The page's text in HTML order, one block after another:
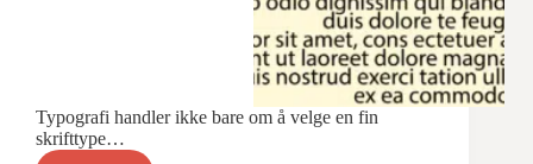
Typografi handler ikke bare om å velge en fin
skrifttype…